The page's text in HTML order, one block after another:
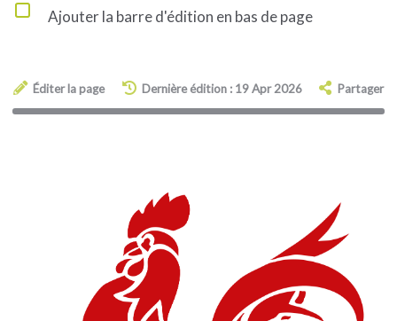
Ajouter la barre d'édition en bas de page
Éditer la page Dernière édition : 19 Apr 2026 Partager